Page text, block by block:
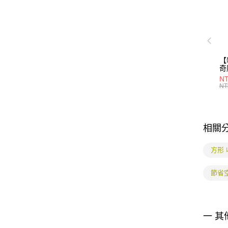
奇
相關
方形
節省
一 其